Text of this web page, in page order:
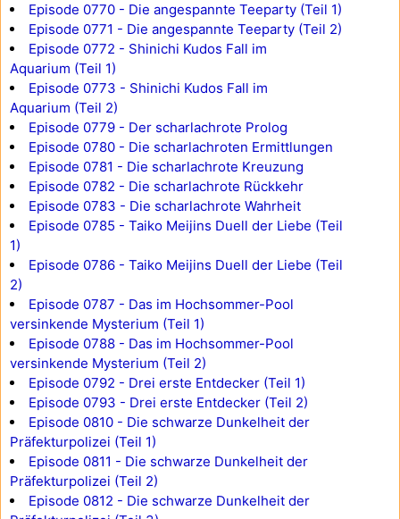
Episode 0770 - Die angespannte Teeparty (Teil 1)
Episode 0771 - Die angespannte Teeparty (Teil 2)
Episode 0772 - Shinichi Kudos Fall im
Aquarium (Teil 1)
Episode 0773 - Shinichi Kudos Fall im
Aquarium (Teil 2)
Episode 0779 - Der scharlachrote Prolog
Episode 0780 - Die scharlachroten Ermittlungen
Episode 0781 - Die scharlachrote Kreuzung
Episode 0782 - Die scharlachrote Rückkehr
Episode 0783 - Die scharlachrote Wahrheit
Episode 0785 - Taiko Meijins Duell der Liebe (Teil
1)
Episode 0786 - Taiko Meijins Duell der Liebe (Teil
2)
Episode 0787 - Das im Hochsommer-Pool
versinkende Mysterium (Teil 1)
Episode 0788 - Das im Hochsommer-Pool
versinkende Mysterium (Teil 2)
Episode 0792 - Drei erste Entdecker (Teil 1)
Episode 0793 - Drei erste Entdecker (Teil 2)
Episode 0810 - Die schwarze Dunkelheit der
Präfekturpolizei (Teil 1)
Episode 0811 - Die schwarze Dunkelheit der
Präfekturpolizei (Teil 2)
Episode 0812 - Die schwarze Dunkelheit der